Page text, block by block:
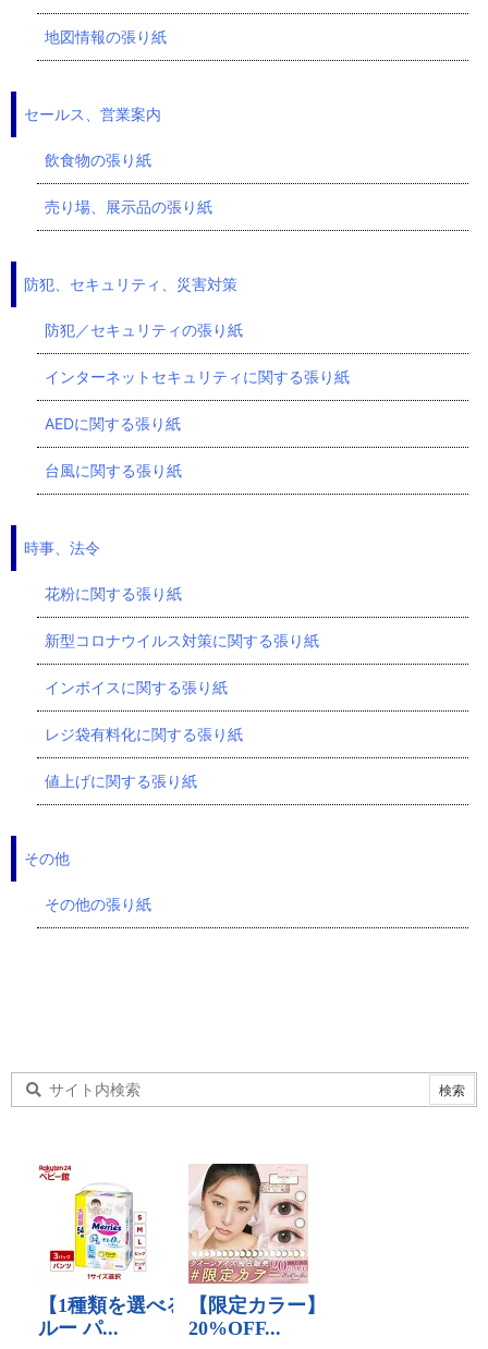
地図情報の張り紙
セールス、営業案内
飲食物の張り紙
売り場、展示品の張り紙
防犯、セキュリティ、災害対策
防犯／セキュリティの張り紙
インターネットセキュリティに関する張り紙
AEDに関する張り紙
台風に関する張り紙
時事、法令
花粉に関する張り紙
新型コロナウイルス対策に関する張り紙
インボイスに関する張り紙
レジ袋有料化に関する張り紙
値上げに関する張り紙
その他
その他の張り紙